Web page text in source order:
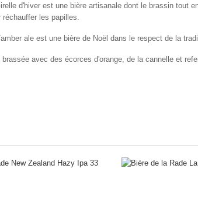
d'hiver est une bière artisanale dont le brassin tout
les papilles.
ale est une bière de Noël dans le respect de la
brassée avec des écorces d'orange, de la cannelle et